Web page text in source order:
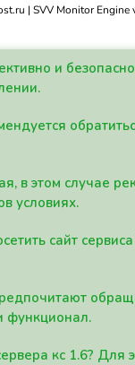
| SVV Monitor Engine
и
в этом случае
условиях.
сайт
функционал.
кс 1.6? Для